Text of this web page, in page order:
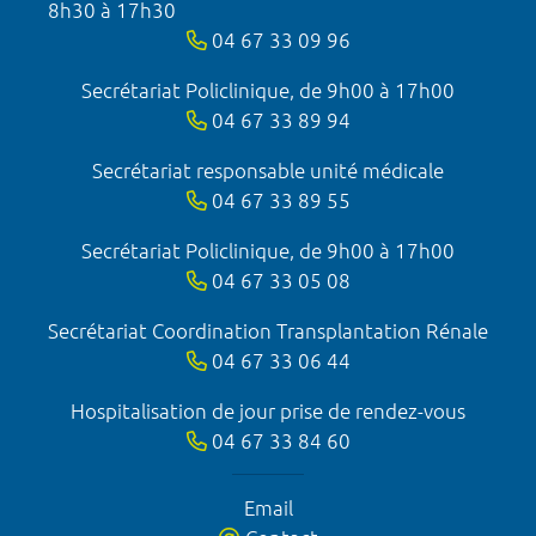
8h30 à 17h30
04 67 33 09 96
Secrétariat Policlinique, de 9h00 à 17h00
04 67 33 89 94
Secrétariat responsable unité médicale
04 67 33 89 55
Secrétariat Policlinique, de 9h00 à 17h00
04 67 33 05 08
Secrétariat Coordination Transplantation Rénale
04 67 33 06 44
Hospitalisation de jour prise de rendez-vous
04 67 33 84 60
Email